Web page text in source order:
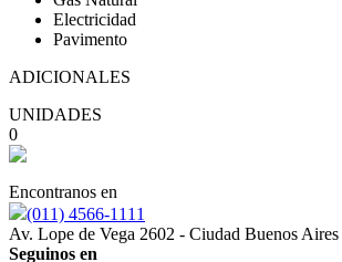
Electricidad
Pavimento
ADICIONALES
UNIDADES
0
Encontranos en
(011) 4566-1111
Av. Lope de Vega 2602 - Ciudad Buenos Aires
Seguinos en